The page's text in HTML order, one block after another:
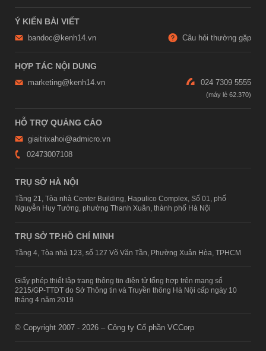
Ý KIẾN BÀI VIẾT
bandoc@kenh14.vn Câu hỏi thường gặp
HỢP TÁC NỘI DUNG
marketing@kenh14.vn 024 7309 5555
HỖ TRỢ QUẢNG CÁO
giaitrixahoi@admicro.vn
02473007108
TRỤ SỞ HÀ NỘI
Tầng 21, Tòa nhà Center Building, Hapulico Complex, Số 01, phố
Nguyễn Huy Tưởng, phường Thanh Xuân, thành phố Hà Nội
TRỤ SỞ TP.HỒ CHÍ MINH
Tầng 4, Tòa nhà 123, số 127 Võ Văn Tần, Phường Xuân Hòa, TPHCM
Giấy phép thiết lập trang thông tin điện tử tổng hợp trên mạng số
2215/GP-TTĐT do Sở Thông tin và Truyền thông Hà Nội cấp ngày 10
tháng 4 năm 2019
© Copyright 2007 - 2026 – Công ty Cổ phần VCCorp